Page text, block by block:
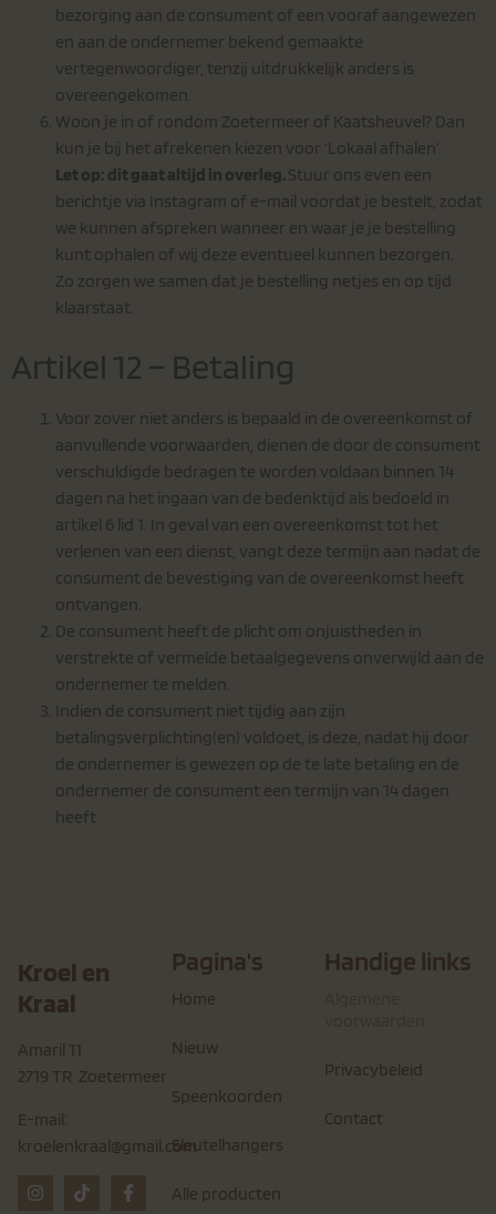
bezorging aan de consument of een vooraf aangewezen
en aan de ondernemer bekend gemaakte
vertegenwoordiger, tenzij uitdrukkelijk anders is
overeengekomen.
Woon je in of rondom Zoetermeer of Kaatsheuvel? Dan
kun je bij het afrekenen kiezen voor ‘Lokaal afhalen’.
Let op: dit gaat altijd in overleg. Stuur ons even een
berichtje via Instagram of e-mail voordat je bestelt, zodat
we kunnen afspreken wanneer en waar je je bestelling
kunt ophalen of wij deze eventueel kunnen bezorgen.
Zo zorgen we samen dat je bestelling netjes en op tijd
klaarstaat.
Artikel 12 – Betaling
Voor zover niet anders is bepaald in de overeenkomst of
aanvullende voorwaarden, dienen de door de consument
verschuldigde bedragen te worden voldaan binnen 14
dagen na het ingaan van de bedenktijd als bedoeld in
artikel 6 lid 1. In geval van een overeenkomst tot het
verlenen van een dienst, vangt deze termijn aan nadat de
consument de bevestiging van de overeenkomst heeft
ontvangen.
De consument heeft de plicht om onjuistheden in
verstrekte of vermelde betaalgegevens onverwijld aan de
ondernemer te melden.
Indien de consument niet tijdig aan zijn
betalingsverplichting(en) voldoet, is deze, nadat hij door
de ondernemer is gewezen op de te late betaling en de
ondernemer de consument een termijn van 14 dagen
heeft
Kroel en
Kraal
Amaril 11
2719 TR Zoetermeer
E-mail:
kroelenkraal@gmail.com
Pagina's
Home
Nieuw
Speenkoorden
Sleutelhangers
Alle producten
Handige links
Privacybeleid
Contact